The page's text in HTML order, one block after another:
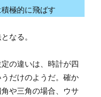
極的に飛ばす
なる。
の違いは、時計が四
だけのようだ。確か
や三角の場合、ウサ